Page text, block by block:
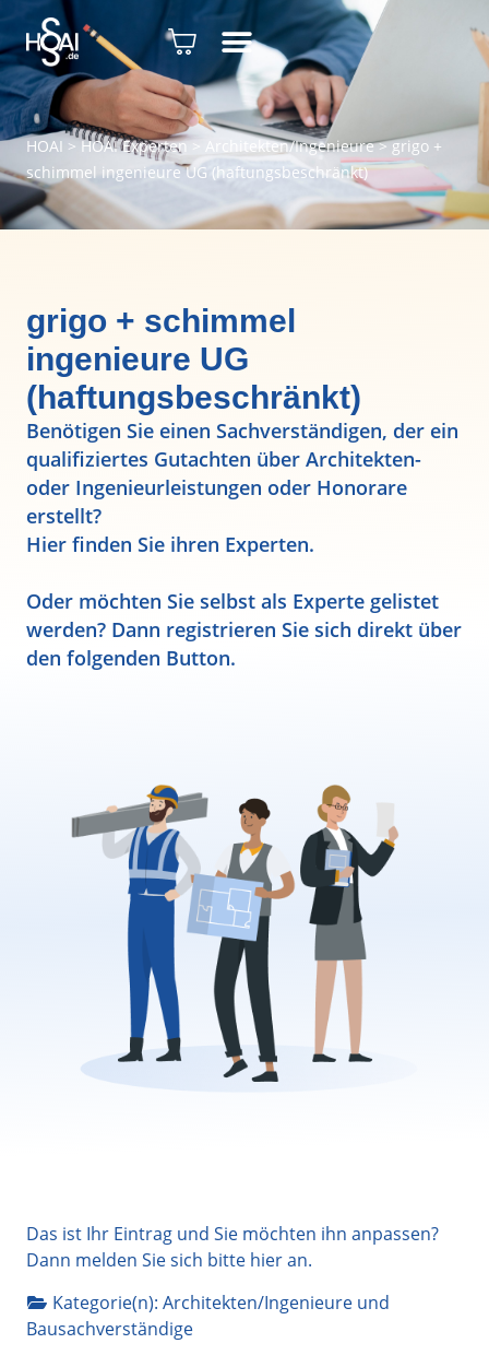
HOAI > HOAI Experten> Architekten/Ingenieure>grigo +
schimmel ingenieure UG (haftungsbeschränkt)
grigo + schimmel
ingenieure UG
(haftungsbeschränkt)
Benötigen Sie einen Sachverständigen, der ein
qualifiziertes Gutachten über Architekten-
oder Ingenieurleistungen oder Honorare
erstellt?
Hier finden Sie ihren Experten.
Oder möchten Sie selbst als Experte gelistet
werden? Dann registrieren Sie sich direkt über
den folgenden Button.
Das ist Ihr Eintrag und Sie möchten ihn anpassen?
Dann melden Sie sich bitte hieran.
Kategorie(n): Architekten/Ingenieure und
Bausachverständige